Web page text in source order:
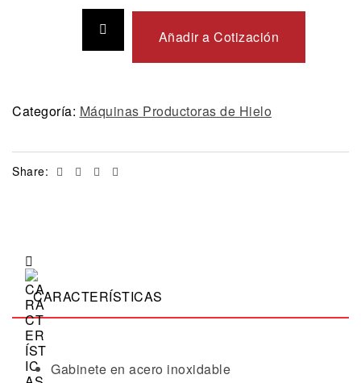
Añadir a Cotización
Categoría: Máquinas Productoras de Hielo
Share: Facebook
TwitterLinkedin
CARACTERÍSTICAS
Gabinete en acero inoxidable